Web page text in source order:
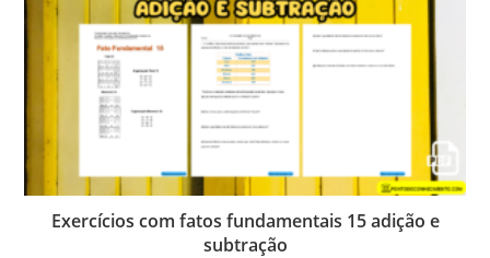
Exercícios com fatos fundamentais 15 adição e
subtração